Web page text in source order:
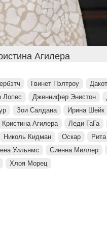
Агилера
Гвинет Пэлтроу
Лопес
Дженнифер Энистон
Зои Салдана Ирина Шейк
Кристина Агилера
Леди ГаГа
Николь Кидман
Оскар
Уильямс
Сиенна Миллер
Хлоя Морец